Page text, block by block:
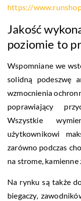
https://
Jakość
poziomie to
Wspomniane we
solidną podeszwę
wzmocnienia
poprawiający
Wszystkie
użytkownikowi
zarówno podczas
na strome, kamienne
Na rynku są także
biegaczy,